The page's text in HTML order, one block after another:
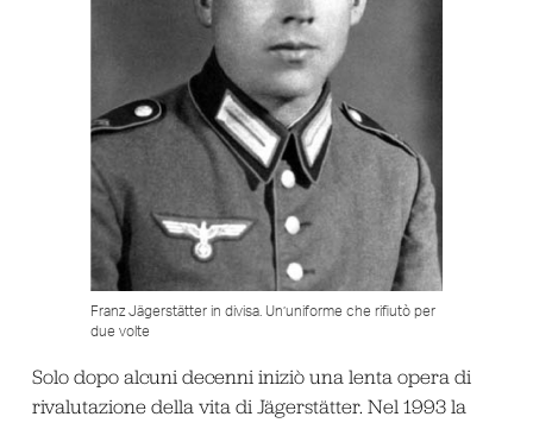
Franz Jägerstätter in divisa. Un’uniforme che rifiutò per
due volte
Solo dopo alcuni decenni iniziò una lenta opera di
rivalutazione della vita di Jägerstätter. Nel 1993 la